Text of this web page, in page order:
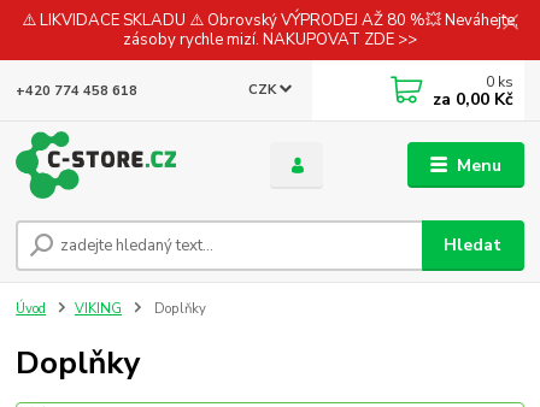
⚠️ LIKVIDACE SKLADU ⚠️ Obrovský VÝPRODEJ AŽ 80 %💥 Neváhejte,
zásoby rychle mizí. NAKUPOVAT ZDE >>
Menu
CZK
Hledat
+420 774 458 618 0 ks
za 0,00 Kč
Úvod VIKING Doplňky
Doplňky